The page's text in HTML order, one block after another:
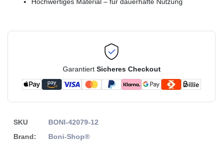
Hochwertiges Material – für dauerhafte Nutzung
Garantiert Sicheres Checkout
SKU
BONI-42079-12
Brand:
Boni-Shop®